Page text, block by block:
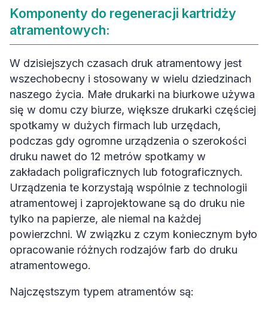
Komponenty do regeneracji kartridży
atramentowych:
W dzisiejszych czasach druk atramentowy jest
wszechobecny i stosowany w wielu dziedzinach
naszego życia. Małe drukarki na biurkowe używa
się w domu czy biurze, większe drukarki częściej
spotkamy w dużych firmach lub urzędach,
podczas gdy ogromne urządzenia o szerokości
druku nawet do 12 metrów spotkamy w
zakładach poligraficznych lub fotograficznych.
Urządzenia te korzystają wspólnie z technologii
atramentowej i zaprojektowane są do druku nie
tylko na papierze, ale niemal na każdej
powierzchni. W związku z czym koniecznym było
opracowanie różnych rodzajów farb do druku
atramentowego.
Najczęstszym typem atramentów są: